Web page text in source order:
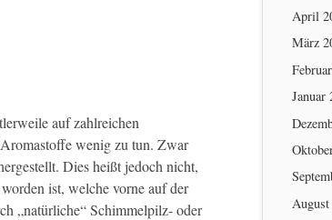
auf zahlreichen
wenig zu tun. Zwar
Dies heißt jedoch nicht,
ist, welche vorne auf der
„natürliche“ Schimmelpilz- oder
April
März
Januar